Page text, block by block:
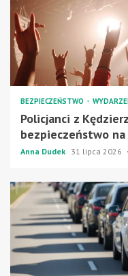
BEZPIECZEŃSTWO
Policjanci z
bezpieczeństwo na
Anna Dudek 31 lipca 2026